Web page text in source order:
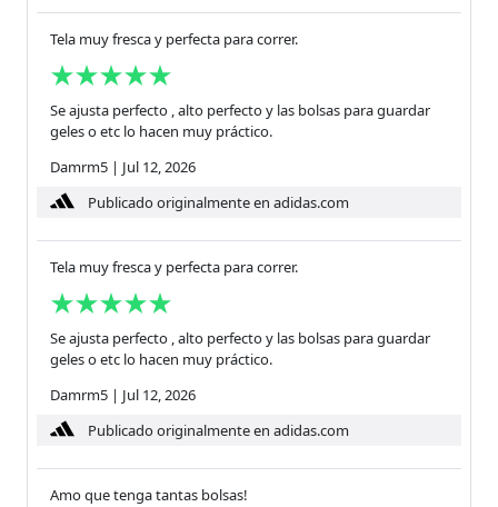
Tela muy fresca y perfecta para correr.
Se ajusta perfecto , alto perfecto y las bolsas para guardar
geles o etc lo hacen muy práctico.
Damrm5 | Jul 12, 2026
Publicado originalmente en adidas.com
Tela muy fresca y perfecta para correr.
Se ajusta perfecto , alto perfecto y las bolsas para guardar
geles o etc lo hacen muy práctico.
Damrm5 | Jul 12, 2026
Publicado originalmente en adidas.com
Amo que tenga tantas bolsas!